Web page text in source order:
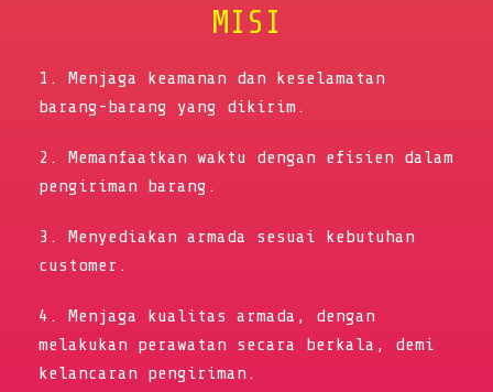
MISI
1. Menjaga keamanan dan keselamatan
barang-barang yang dikirim.
2. Memanfaatkan waktu dengan efisien dalam
pengiriman barang.
3. Menyediakan armada sesuai kebutuhan
customer.
4. Menjaga kualitas armada, dengan
melakukan perawatan secara berkala, demi
kelancaran pengiriman.